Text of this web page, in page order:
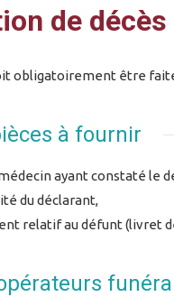
de décès
obligatoirement être
à fournir
ayant constaté le
du déclarant,
relatif au défunt (livret